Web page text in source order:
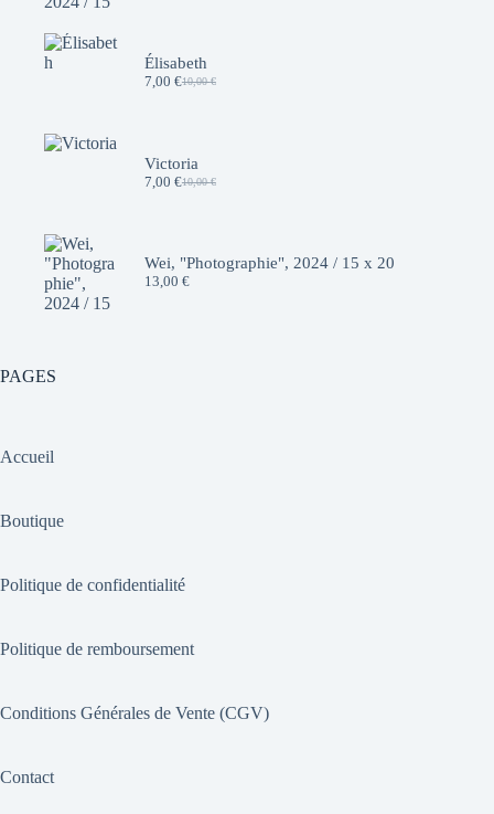
Élisabeth
10,00€
Le
10,00 €.
7,00 €Le
7,00 €.
Victoria
10,00€
Le
10,00 €.
7,00 €Le
7,00 €.
Wei, "Photographie", 2024 / 15 x 20
13,00 €
PAGES
Accueil
Boutique
Politique de confidentialité
Politique de remboursement
Conditions Générales de Vente (CGV)
Contact